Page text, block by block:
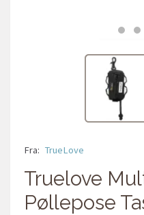
Fra: TrueLove
Truelove
Pøllepose